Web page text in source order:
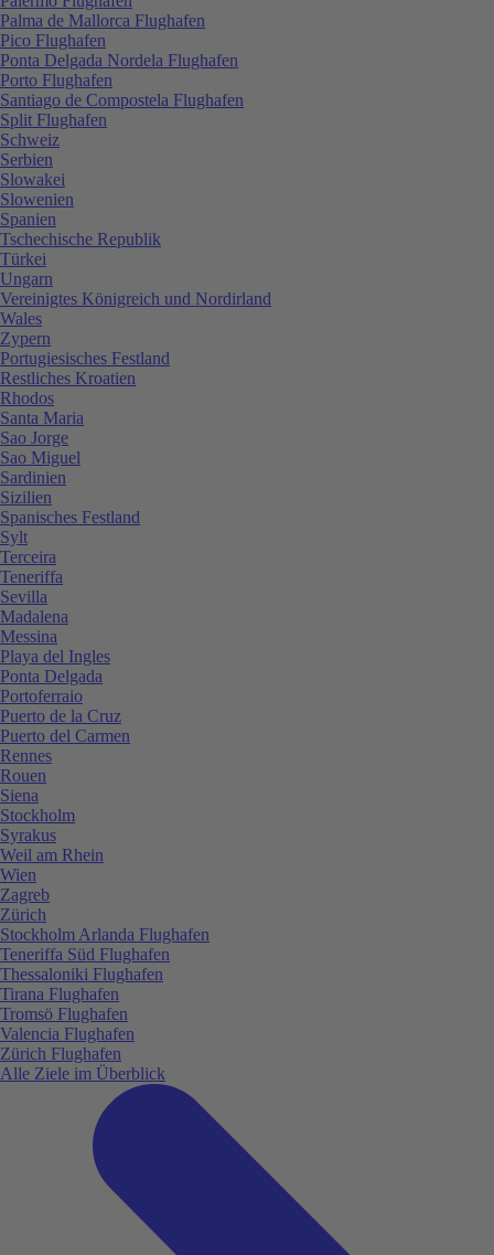
Palma de Mallorca Flughafen
Pico Flughafen
Ponta Delgada Nordela Flughafen
Porto Flughafen
Santiago de Compostela Flughafen
Split Flughafen
Schweiz
Serbien
Slowakei
Slowenien
Spanien
Tschechische Republik
Türkei
Ungarn
Vereinigtes Königreich und Nordirland
Wales
Zypern
Portugiesisches Festland
Restliches Kroatien
Rhodos
Santa Maria
Sao Jorge
Sao Miguel
Sardinien
Sizilien
Spanisches Festland
Sylt
Terceira
Teneriffa
Sevilla
Madalena
Messina
Playa del Ingles
Ponta Delgada
Portoferraio
Puerto de la Cruz
Puerto del Carmen
Rennes
Rouen
Siena
Stockholm
Syrakus
Weil am Rhein
Wien
Zagreb
Zürich
Stockholm Arlanda Flughafen
Teneriffa Süd Flughafen
Thessaloniki Flughafen
Tirana Flughafen
Tromsö Flughafen
Valencia Flughafen
Zürich Flughafen
Alle Ziele im Überblick